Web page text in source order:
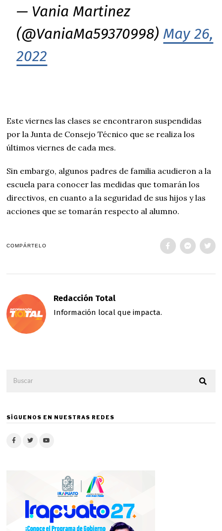
— Vania Martinez
(@VaniaMa59370998)May 26,
2022
Este viernes las clases se encontraron suspendidas
por la Junta de Consejo Técnico que se realiza los
últimos viernes de cada mes.
Sin embargo, algunos padres de familia acudieron a la
escuela para conocer las medidas que tomarán los
directivos, en cuanto a la seguridad de sus hijos y las
acciones que se tomarán respecto al alumno.
COMPÁRTELO
Redacción Total
Información local que impacta.
SÍGUENOS EN NUESTRAS REDES